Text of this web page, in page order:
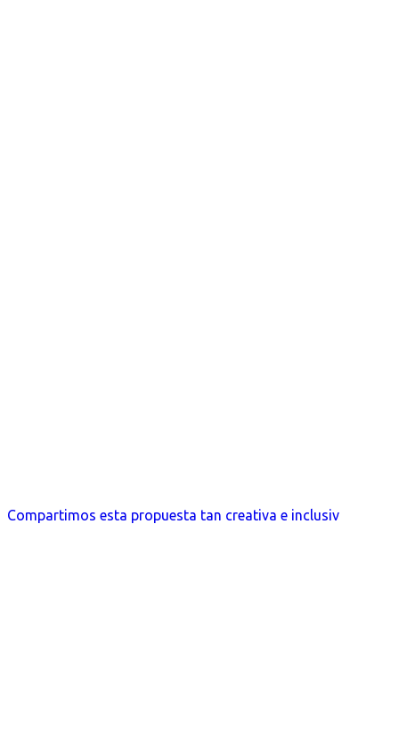
Compartimos esta propuesta tan creativa e inclusiv